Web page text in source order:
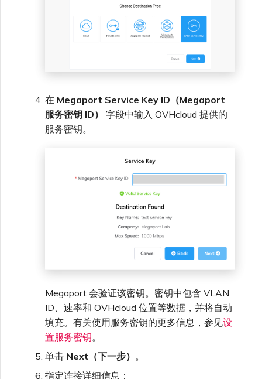
在 Megaport Service Key ID（Megaport
服务密钥 ID）
字段中输入 OVHcloud 提供的
服务密钥。
Megaport 会验证该密钥。密钥中包含 VLAN
ID、速率和 OVHcloud 位置等数据，并将自动
填充。有关使用服务密钥的更多信息，参见设
置服务密钥。
单击 Next（下一步） 。
指定连接详细信息：